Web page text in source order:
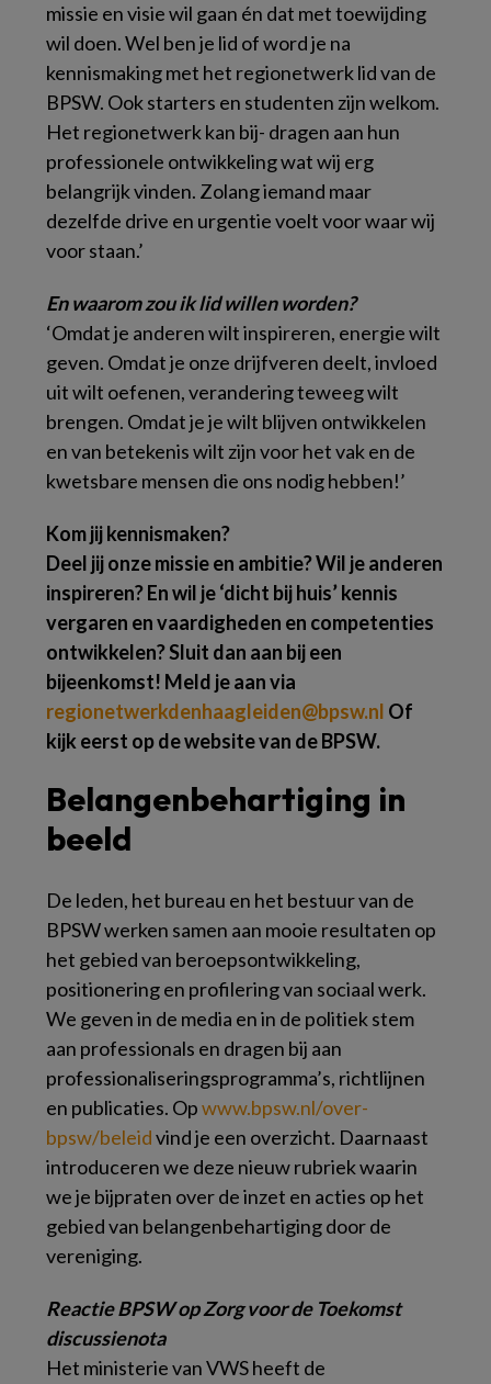
missie en visie wil gaan én dat met toewijding
wil doen. Wel ben je lid of word je na
kennismaking met het regionetwerk lid van de
BPSW. Ook starters en studenten zijn welkom.
Het regionetwerk kan bij- dragen aan hun
professionele ontwikkeling wat wij erg
belangrijk vinden. Zolang iemand maar
dezelfde drive en urgentie voelt voor waar wij
voor staan.’
En waarom zou ik lid willen worden?
‘Omdat je anderen wilt inspireren, energie wilt
geven. Omdat je onze drijfveren deelt, invloed
uit wilt oefenen, verandering teweeg wilt
brengen. Omdat je je wilt blijven ontwikkelen
en van betekenis wilt zijn voor het vak en de
kwetsbare mensen die ons nodig hebben!’
Komjijkennismaken?
Deel jij onze missie en ambitie? Wil je anderen
inspireren? En wil je ‘dicht bij huis’ kennis
vergaren en vaardigheden en competenties
ontwikkelen? Sluit dan aan bij een
bijeenkomst! Meld je aan via
regionetwerkdenhaagleiden@bpsw.nl Of
kijk eerst op de website van de BPSW.
Belangenbehartiging in
beeld
De leden, het bureau en het bestuur van de
BPSW werken samen aan mooie resultaten op
het gebied van beroepsontwikkeling,
positionering en profilering van sociaal werk.
We geven in de media en in de politiek stem
aan professionals en dragen bij aan
professionaliseringsprogramma’s, richtlijnen
en publicaties. Opwww.bpsw.nl/over-
bpsw/beleidvind je een overzicht. Daarnaast
introduceren we deze nieuw rubriek waarin
we je bijpraten over de inzet en acties op het
gebied van belangenbehartiging door de
vereniging.
Reactie BPSW op Zorg voor de Toekomst
discussienota
Het ministerie van VWS heeft de